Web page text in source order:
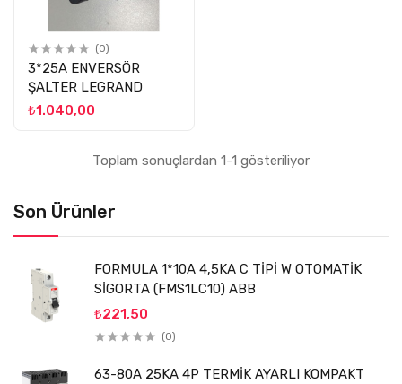
Son Ürünler
FORMULA 1*10A 4,5KA C TİPİ W OTOMATİK
SİGORTA (FMS1LC10) ABB
₺221,50
(0)
63-80A 25KA 4P TERMİK AYARLI KOMPAKT
(0)
3*25A ENVERSÖR
ŞALTER LEGRAND
₺1.040,00
Toplam sonuçlardan 1-1 gösteriliyor